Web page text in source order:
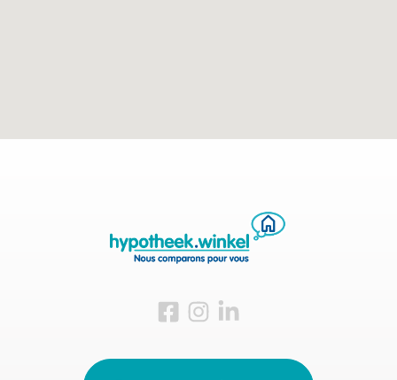
Visitez-nous sur Facebook
Visitez-nous sur Instagram
Visitez-nous sur LinkedIn